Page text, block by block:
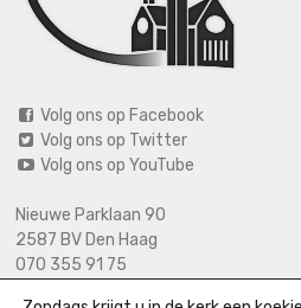
Volg ons op Facebook
Volg ons op Twitter
Volg ons op YouTube
Nieuwe Parklaan 90
2587 BV Den Haag
070 355 91 75
06 2125 2720 (bij calamiteiten)